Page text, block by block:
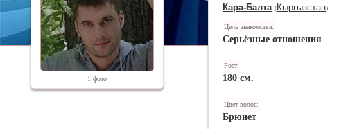
1 фото
Кара-Балта (Кыргызстан)
Цель знакомства:
Серьёзные отношения
Рост:
180 см.
Цвет волос:
Брюнет